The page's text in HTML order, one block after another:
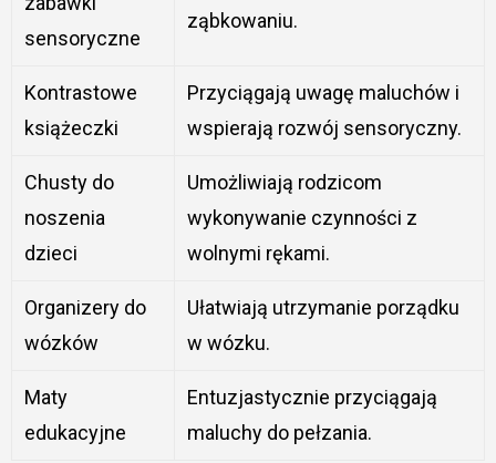
sensoryczne
ząbkowaniu.
Kontrastowe
książeczki
Przyciągają uwagę maluchów i
wspierają rozwój sensoryczny.
Chusty do
noszenia
dzieci
Umożliwiają rodzicom
wykonywanie czynności z
wolnymi rękami.
Organizery do
wózków
Ułatwiają utrzymanie porządku
w wózku.
Maty
edukacyjne
Entuzjastycznie przyciągają
maluchy do pełzania.